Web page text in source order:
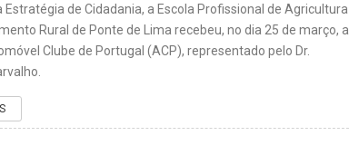
Estratégia de Cidadania, a Escola Profissional de Agricultura
Rural de Ponte de Lima recebeu, no dia 25 de março, a
Clube de Portugal (ACP), representado pelo Dr.